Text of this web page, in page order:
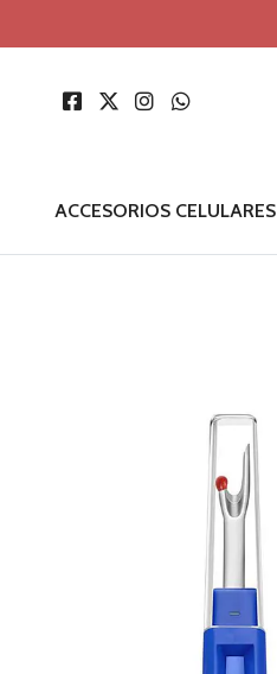
ACCESORIOS CELULARES